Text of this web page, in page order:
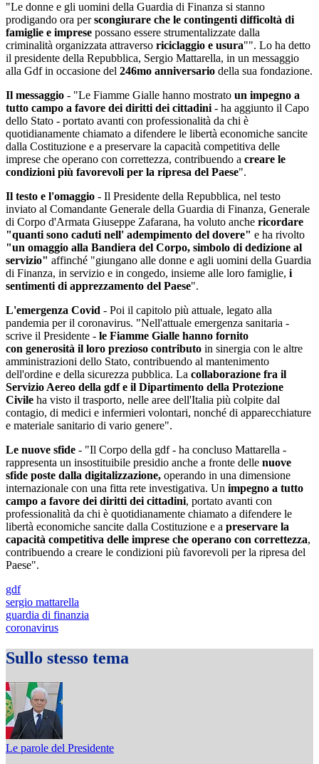
"Le donne e gli uomini della Guardia di Finanza si stanno
prodigando ora perscongiurare che le contingenti difficoltà di
famiglie e imprese possano essere strumentalizzate dalla
criminalità organizzata attraverso riciclaggio e usura"". Lo ha detto
il presidente della Repubblica, Sergio Mattarella, in un messaggio
alla Gdf in occasione del 246mo anniversario della sua fondazione.
Il messaggio - "Le Fiamme Gialle hanno mostrato un impegno a
tutto campo a favore dei diritti dei cittadini - ha aggiunto il Capo
dello Stato - portato avanti con professionalità da chi è
quotidianamente chiamato a difendere le libertà economiche sancite
dalla Costituzione e a preservare la capacità competitiva delle
imprese che operano con correttezza, contribuendo a creare le
condizioni più favorevoli per la ripresa del Paese".
Il testo e l'omaggio - Il Presidente della Repubblica, nel testo
inviato al Comandante Generale della Guardia di Finanza, Generale
di Corpo d'Armata Giuseppe Zafarana, ha voluto anche ricordare
"quanti sono caduti nell' adempimento del dovere" e ha rivolto
"un omaggio alla Bandiera del Corpo, simbolo di dedizione al
servizio" affinché "giungano alle donne e agli uomini della Guardia
di Finanza, in servizio e in congedo, insieme alle loro famiglie, i
sentimenti di apprezzamento del Paese".
L'emergenza Covid - Poi il capitolo più attuale, legato alla
pandemia per il coronavirus. "Nell'attuale emergenza sanitaria -
scrive il Presidente - le Fiamme Gialle hanno fornito
con generosità il loro prezioso contributo in sinergia con le altre
amministrazioni dello Stato, contribuendo al mantenimento
dell'ordine e della sicurezza pubblica. La collaborazione fra il
Servizio Aereo della gdf e il Dipartimento della Protezione
Civile ha visto il trasporto, nelle aree dell'Italia più colpite dal
contagio, di medici e infermieri volontari, nonché di apparecchiature
e materiale sanitario di vario genere".
Le nuove sfide - "Il Corpo della gdf - ha concluso Mattarella -
rappresenta un insostituibile presidio anche a fronte delle nuove
sfide poste dalla digitalizzazione, operando in una dimensione
internazionale con una fitta rete investigativa. Un impegno a tutto
campo a favore dei diritti dei cittadini, portato avanti con
professionalità da chi è quotidianamente chiamato a difendere le
libertà economiche sancite dalla Costituzione e a preservare la
capacità competitiva delle imprese che operano con correttezza,
contribuendo a creare le condizioni più favorevoli per la ripresa del
Paese".
gdf
sergio mattarella
guardia di finanzia
coronavirus
Sullo stesso tema
Le parole del Presidente